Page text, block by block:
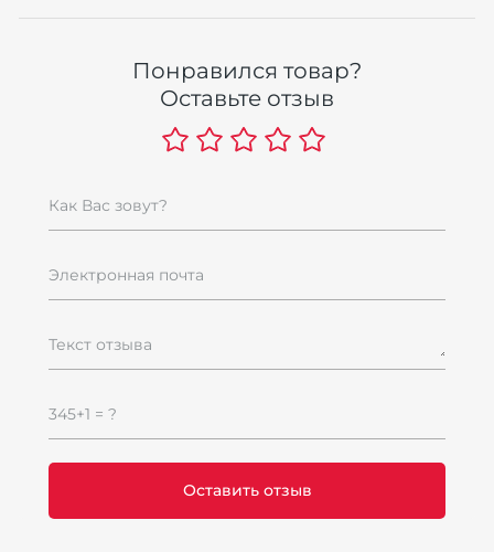
Понравился товар?
Оставьте отзыв
Как Вас зовут?
Электронная почта
Текст отзыва
345+1 = ?